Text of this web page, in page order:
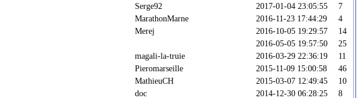
Serge92 2017-01-04 23:05:55
7
MarathonMarne 2016-11-23 17:44:29
4
Merej 2016-10-05 19:29:57
14
2016-05-05 19:57:50
25
magali-la-truie 2016-03-29 22:36:19
11
Pieromarseille 2015-11-09 15:00:58
46
MathieuCH 2015-03-07 12:49:45
10
doc 2014-12-30 06:28:25
8